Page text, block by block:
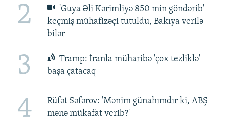
2
'Guya Əli Kərimliyə 850 min göndərib' –
keçmiş mühafizəçi tutuldu, Bakıya verilə
bilər
3
Tramp: İranla müharibə 'çox tezliklə'
başa çatacaq
4
Rüfət Səfərov: 'Mənim günahımdır ki, ABŞ
mənə mükafat verib?'